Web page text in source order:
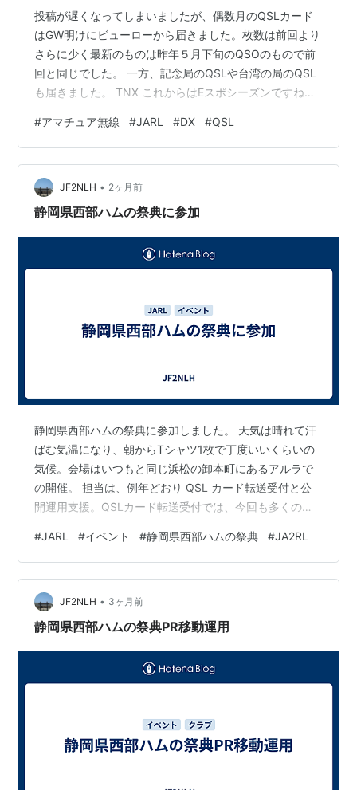
投稿が遅くなってしまいましたが、偶数月のQSLカード
はGW明けにビューローから届きました。枚数は前回より
さらに少く最新のものは昨年５月下旬のQSOのもので前
回と同じでした。 一方、記念局のQSLや台湾の局のQSL
も届きました。 TNX これからはEスポシーズンですね。
#アマチュア無線 #JARL #DX #QSL
JF2NLH • 2ヶ月前
静岡県西部ハムの祭典に参加
静岡県西部ハムの祭典に参加しました。 天気は晴れて汗
ばむ気温になり、朝からTシャツ1枚で丁度いいくらいの
気候。会場はいつもと同じ浜松の卸本町にあるアルラで
の開催。 担当は、例年どおり QSL カード転送受付と公
開運用支援。QSLカード転送受付では、今回も多くの方
持ってきてくれたのは数名で、大半は数枚から数十枚ほ
ど。用意したダンボールは隙間ができるくらいでした。
公開運用では、6年ぶりに JA2RL で体験運用&公開運用
を実施しました。公開運用は低調で運用してくれる人が
少なく、お馴染のOMは今回は来られないとのことで、準
#JARL #イベント #静岡県西部ハムの祭典 #JA2RL
JF2NLH • 3ヶ月前
静岡県西部ハムの祭典PR移動運用